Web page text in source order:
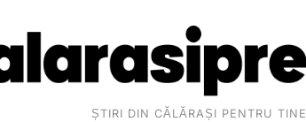
ȘTIRI DIN CĂLĂRAȘI PENTRU TINE